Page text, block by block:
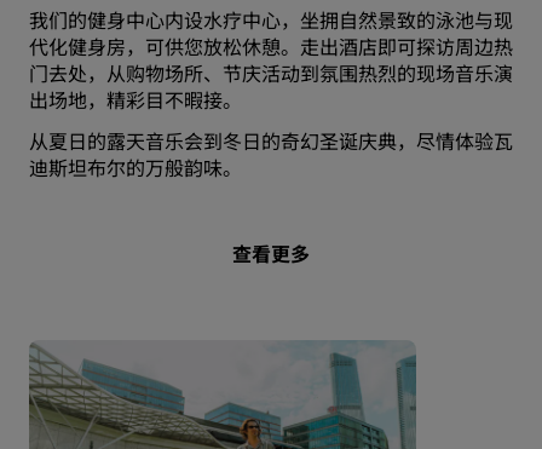
我们的健身中心内设水疗中心，坐拥自然景致的泳池与现
代化健身房，可供您放松休憩。走出酒店即可探访周边热
门去处，从购物场所、节庆活动到氛围热烈的现场音乐演
出场地，精彩目不暇接。
从夏日的露天音乐会到冬日的奇幻圣诞庆典，尽情体验瓦
迪斯坦布尔的万般韵味。
查看更多